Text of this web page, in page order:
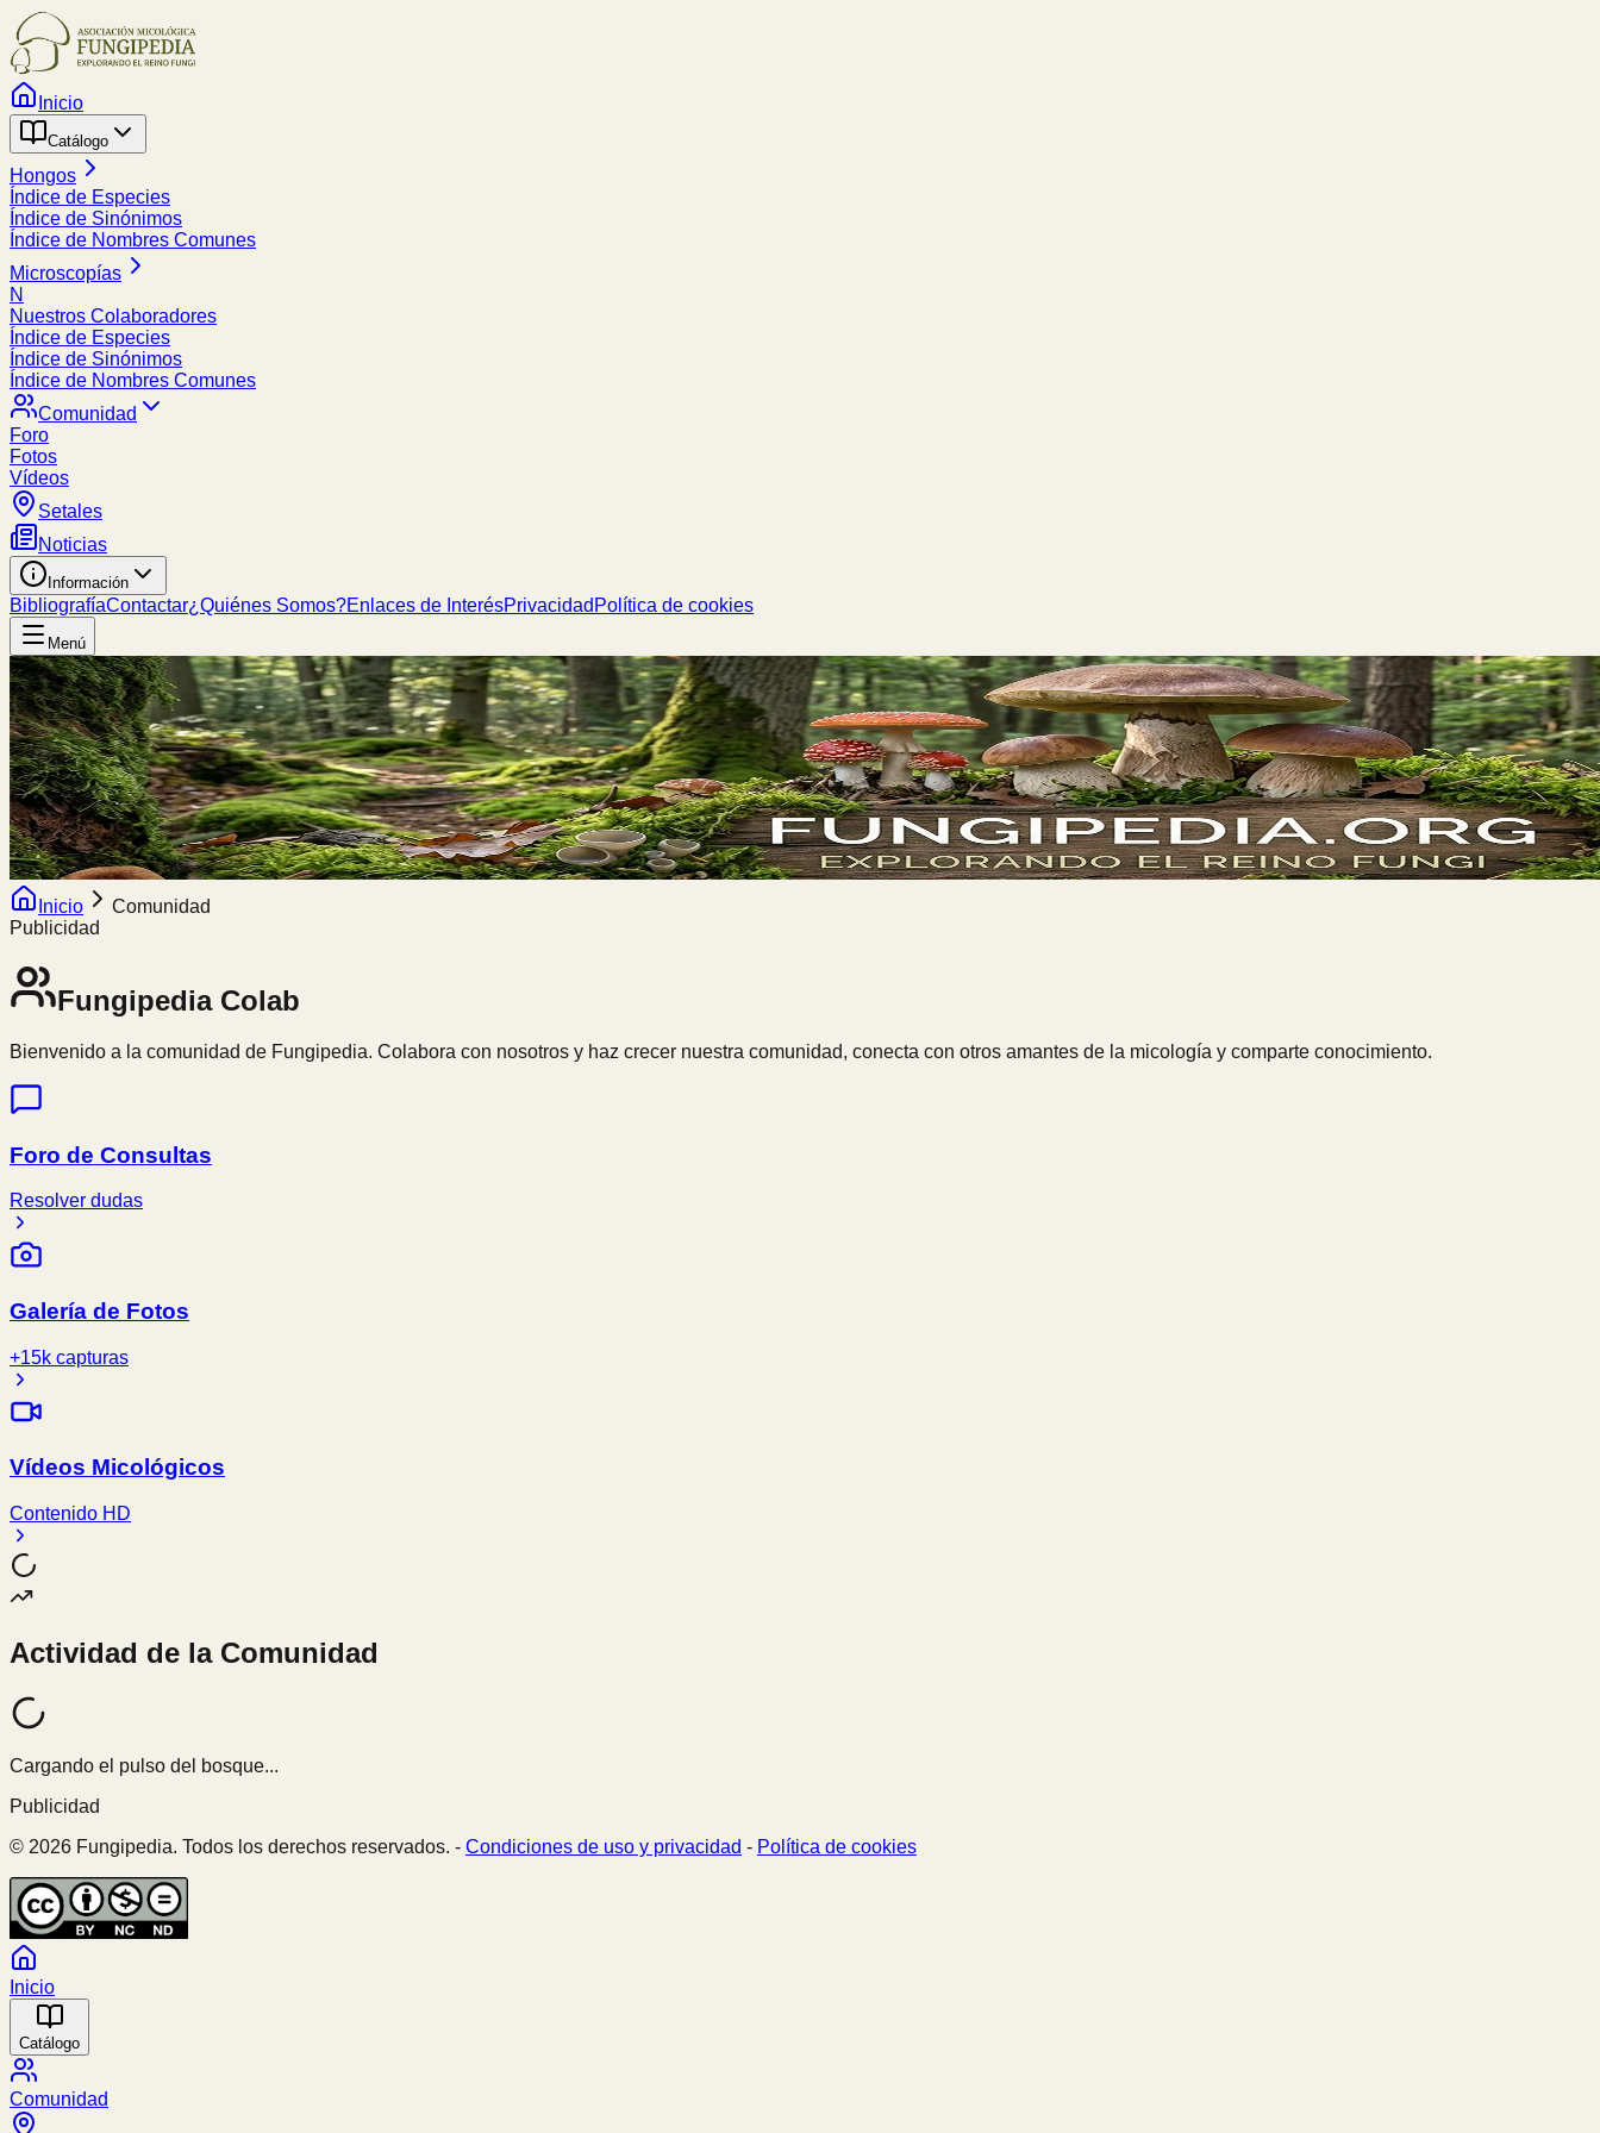
Inicio
Catálogo
Hongos
Índice de Especies
Índice de Sinónimos
Índice de Nombres Comunes
Microscopías
N
Nuestros Colaboradores
Índice de Especies
Índice de Sinónimos
Índice de Nombres Comunes
Comunidad
Foro
Fotos
Vídeos
Setales
Noticias
Información
BibliografíaContactar¿Quiénes Somos?Enlaces de InterésPrivacidad Política de cookies
Menú
Inicio
Comunidad
Publicidad
FungipediaColab
Bienvenido a la comunidad de Fungipedia. Colabora con nosotros y haz crecer nuestra comunidad, conecta con otros amantes de la micología y comparte conocimiento.
Foro de Consultas
Resolver dudas
Galería de Fotos
+15k capturas
Vídeos Micológicos
Contenido HD
Actividad de la Comunidad
Cargando el pulso del bosque...
Publicidad
© 2026 Fungipedia. Todos los derechos reservados. - Condiciones de uso y privacidad - Política de cookies
Inicio
Catálogo
Comunidad